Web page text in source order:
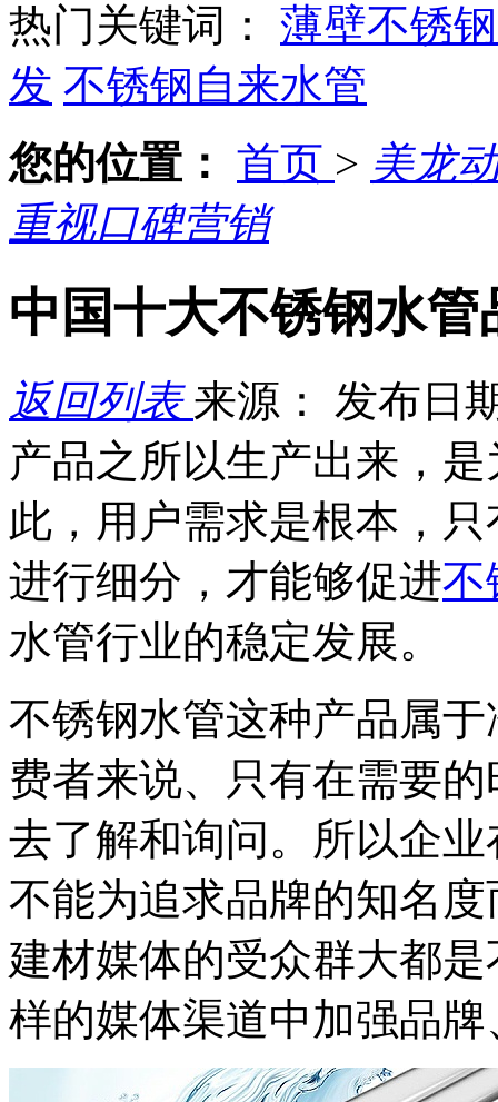
热门关键词： 薄壁不锈
发 不锈钢自来水管
您的位置： 首页 > 美龙
重视口碑营销
中国十大不锈钢水
返回列表来源： 发布日
产品之所以生产出来，
此，用户需求是根本，
进行细分，才能够促进不
水管行业的稳定发展。
不锈钢水管这种产品属
费者来说、只有在需要
去了解和询问。所以企
不能为追求品牌的知名
建材媒体的受众群大都
样的媒体渠道中加强品